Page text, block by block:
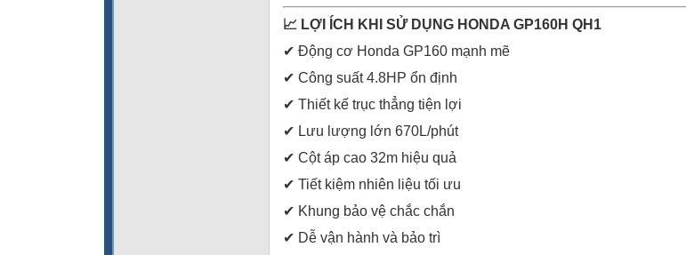
📈 LỢI ÍCH KHI SỬ DỤNG HONDA GP160H QH1
✔ Động cơ Honda GP160 mạnh mẽ
✔ Công suất 4.8HP ổn định
✔ Thiết kế trục thẳng tiện lợi
✔ Lưu lượng lớn 670L/phút
✔ Cột áp cao 32m hiệu quả
✔ Tiết kiệm nhiên liệu tối ưu
✔ Khung bảo vệ chắc chắn
✔ Dễ vận hành và bảo trì